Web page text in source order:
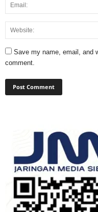
Save my name, email, and
comment.